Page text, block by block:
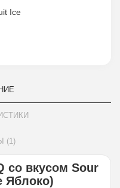
Ice
(1)
со вкусом Sour
Яблоко)